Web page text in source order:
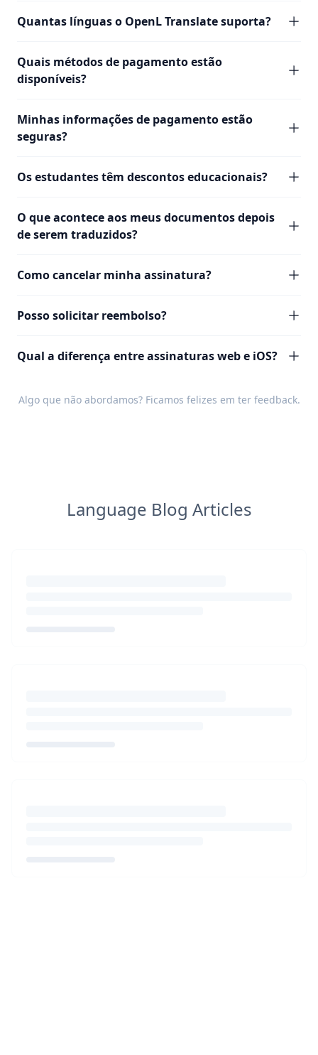
Quantas línguas o OpenL Translate suporta?
Quais métodos de pagamento estão
disponíveis?
Minhas informações de pagamento estão
seguras?
Os estudantes têm descontos educacionais?
O que acontece aos meus documentos depois
de serem traduzidos?
Como cancelar minha assinatura?
Posso solicitar reembolso?
Qual a diferença entre assinaturas web e iOS?
Algo que não abordamos? Ficamos felizes em ter feedback.
Language Blog Articles